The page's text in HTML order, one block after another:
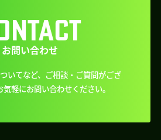
お問い合わせ
いてなど、ご相談・ご質問がござ
気軽にお問い合わせください。